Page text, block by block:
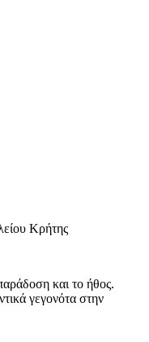
Κρήτης
και το ήθος.
γεγονότα στην